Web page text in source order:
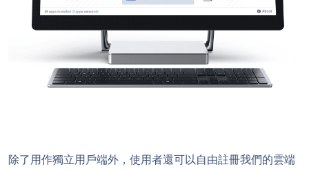
除了用作獨立用戶端外，使用者還可以自由註冊我們的雲端